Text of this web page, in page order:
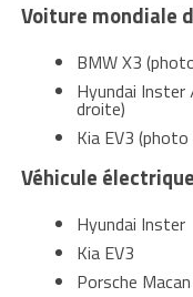
Voiture mondiale
BMW X3
Hyundai Inster
droite)
Kia EV3
Véhicule
Hyundai Inster
Kia EV3
Porsche Macan